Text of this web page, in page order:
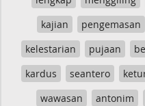
kajian
pengemasan
kelestarian
pujaan
kardus
seantero
wawasan
antonim